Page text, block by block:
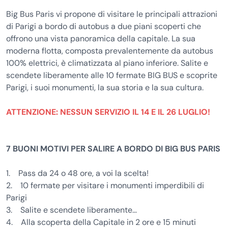
Big Bus Paris vi propone di visitare le principali attrazioni
di Parigi a bordo di autobus a due piani scoperti che
offrono una vista panoramica della capitale. La sua
moderna flotta, composta prevalentemente da autobus
100% elettrici, è climatizzata al piano inferiore. Salite e
scendete liberamente alle 10 fermate BIG BUS e scoprite
Parigi, i suoi monumenti, la sua storia e la sua cultura.
ATTENZIONE: NESSUN SERVIZIO IL 14 E IL 26 LUGLIO!
7 BUONI MOTIVI PER SALIRE A BORDO DI BIG BUS PARIS
1. Pass da 24 o 48 ore, a voi la scelta!
2. 10 fermate per visitare i monumenti imperdibili di
Parigi
3. Salite e scendete liberamente…
4. Alla scoperta della Capitale in 2 ore e 15 minuti